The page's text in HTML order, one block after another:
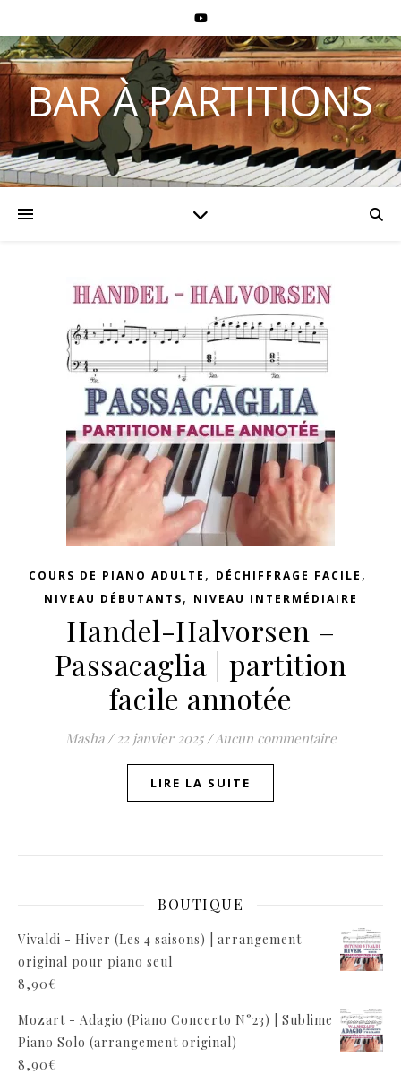
BAR À PARTITIONS
COURS DE PIANO ADULTE , DÉCHIFFRAGE FACILE ,
NIVEAU DÉBUTANTS, NIVEAU INTERMÉDIAIRE
Handel-Halvorsen –
Passacaglia | partition
facile annotée
Masha / 22 janvier 2025 /Aucun commentaire
LIRE LA SUITE
BOUTIQUE
Vivaldi - Hiver (Les 4 saisons) | arrangement
original pour piano seul
8,90€
Mozart - Adagio (Piano Concerto N°23) | Sublime
Piano Solo (arrangement original)
8,90€